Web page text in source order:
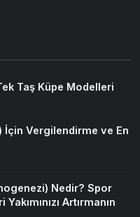
Taş Küpe Modelleri
Vergilendirme ve En
Nedir? Spor
Artırmanın